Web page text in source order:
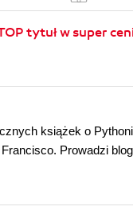
tytuł w super
książek o
Prowadzi